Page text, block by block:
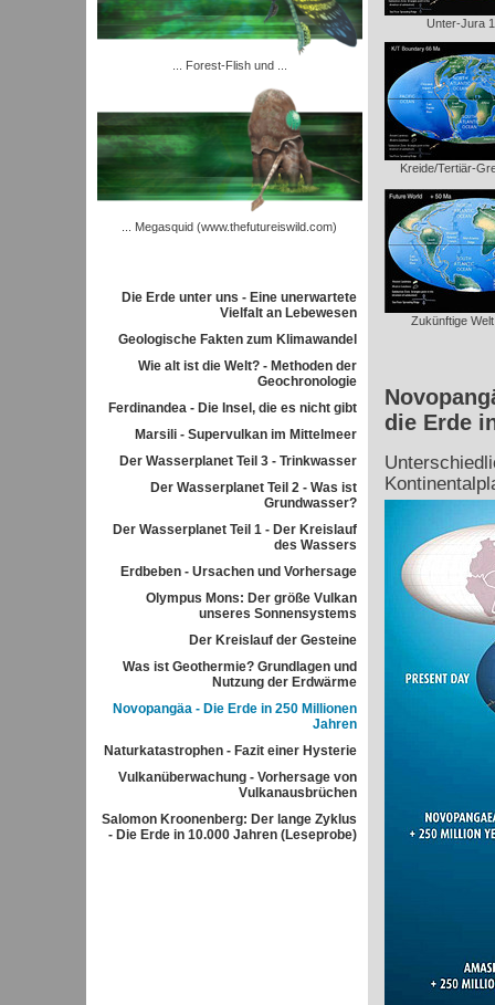
... Forest-Flish und ...
... Megasquid (www.thefutureiswild.com)
Die Erde unter uns - Eine unerwartete
Vielfalt an Lebewesen
Geologische Fakten zum Klimawandel
Wie alt ist die Welt? - Methoden der
Geochronologie
Ferdinandea - Die Insel, die es nicht gibt
Marsili - Supervulkan im Mittelmeer
Der Wasserplanet Teil 3 - Trinkwasser
Der Wasserplanet Teil 2 - Was ist
Grundwasser?
Der Wasserplanet Teil 1 - Der Kreislauf
des Wassers
Erdbeben - Ursachen und Vorhersage
Olympus Mons: Der größe Vulkan
unseres Sonnensystems
Der Kreislauf der Gesteine
Was ist Geothermie? Grundlagen und
Nutzung der Erdwärme
Novopangäa - Die Erde in 250 Millionen
Jahren
Naturkatastrophen - Fazit einer Hysterie
Vulkanüberwachung - Vorhersage von
Vulkanausbrüchen
Salomon Kroonenberg: Der lange Zyklus
- Die Erde in 10.000 Jahren (Leseprobe)
Unter-Jura
Kreide/Tertiär-
Zukünftige
die Erde